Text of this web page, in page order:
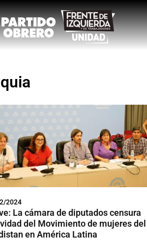
2024
La cámara de diputados censura
del Movimiento de mujeres del
en América Latina